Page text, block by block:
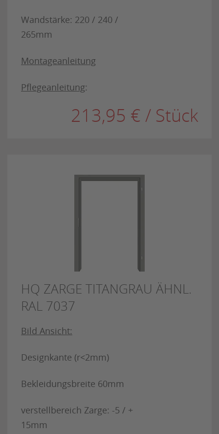
Wandstärke: 220 / 240 /
265mm
Montageanleitung
Pflegeanleitung:
213,95 € / Stück
HQ ZARGE TITANGRAU ÄHNL.
RAL 7037
Bild Ansicht:
Designkante (r<2mm)
Bekleidungsbreite 60mm
verstellbereich Zarge: -5 / +
15mm